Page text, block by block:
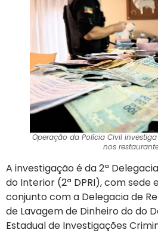
Operação da Polícia Civil
nos
A investigação é da 2ª
do Interior (2ª DPRI), com sede
conjunto com a Delegacia de
de Lavagem de Dinheiro do do
Estadual de Investigações